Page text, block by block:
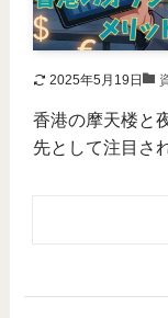
2025年5月19日
香港の摩天楼と
先として注目さ